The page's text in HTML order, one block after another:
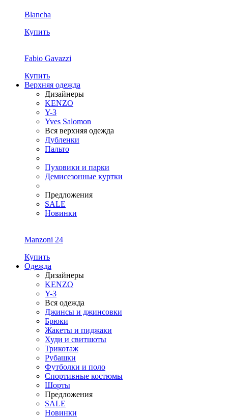
Blancha
Купить
Fabio Gavazzi
Купить
Верхняя одежда
Дизайнеры
KENZO
Y-3
Yves Salomon
Вся верхняя одежда
Дубленки
Пальто
Пуховики и парки
Демисезонные куртки
Предложения
SALE
Новинки
Manzoni 24
Купить
Одежда
Дизайнеры
KENZO
Y-3
Вся одежда
Джинсы и джинсовки
Брюки
Жакеты и пиджаки
Худи и свитшоты
Трикотаж
Рубашки
Футболки и поло
Спортивные костюмы
Шорты
Предложения
SALE
Новинки